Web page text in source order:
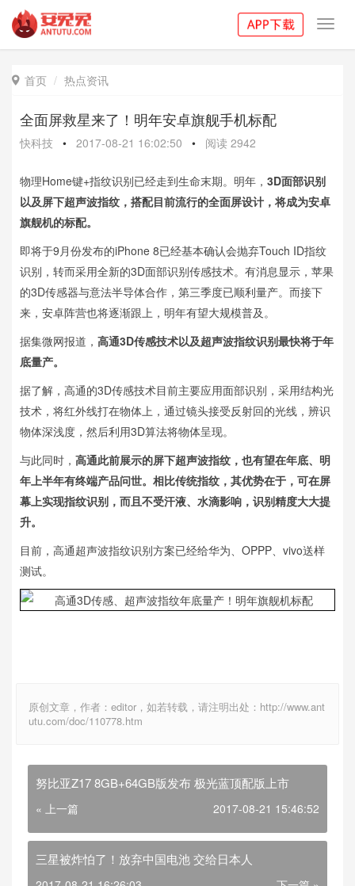
 首页 热点资讯
全面屏救星来了！明年安卓旗舰手机标配
快科技 • 2017-08-21 16:02:50 • 阅读 2942
物理Home键+指纹识别已经走到生命末期。明年， 3D面部识别
以及屏下超声波指纹，搭配目前流行的全面屏设计，将成为安卓
旗舰机的标配。
即将于9月份发布的iPhone 8已经基本确认会抛弃Touch ID指纹
识别，转而采用全新的3D面部识别传感技术。有消息显示，苹果
的3D传感器与意法半导体合作，第三季度已顺利量产。而接下
来，安卓阵营也将逐渐跟上，明年有望大规模普及。
据集微网报道， 高通3D传感技术以及超声波指纹识别最快将于年
底量产。
据了解，高通的3D传感技术目前主要应用面部识别，采用结构光
技术，将红外线打在物体上，通过镜头接受反射回的光线，辨识
物体深浅度，然后利用3D算法将物体呈现。
与此同时， 高通此前展示的屏下超声波指纹，也有望在年底、明
年上半年有终端产品问世。相比传统指纹，其优势在于，可在屏
幕上实现指纹识别，而且不受汗液、水滴影响，识别精度大大提
升。
目前，高通超声波指纹识别方案已经给华为、OPPP、vivo送样
测试。
原创文章，作者：editor，如若转载，请注明出处：http://www.ant
utu.com/doc/110778.htm
努比亚Z17 8GB+64GB版发布 极光蓝顶配版上市
« 上一篇 2017-08-21 15:46:52
三星被炸怕了！放弃中国电池 交给日本人